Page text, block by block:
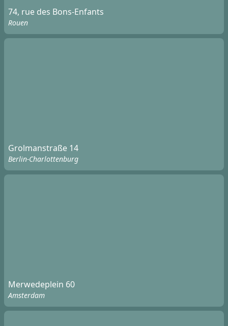
74, rue des Bons-Enfants
Rouen
Grolmanstraße 14
Berlin-Charlottenburg
Merwedeplein 60
Amsterdam